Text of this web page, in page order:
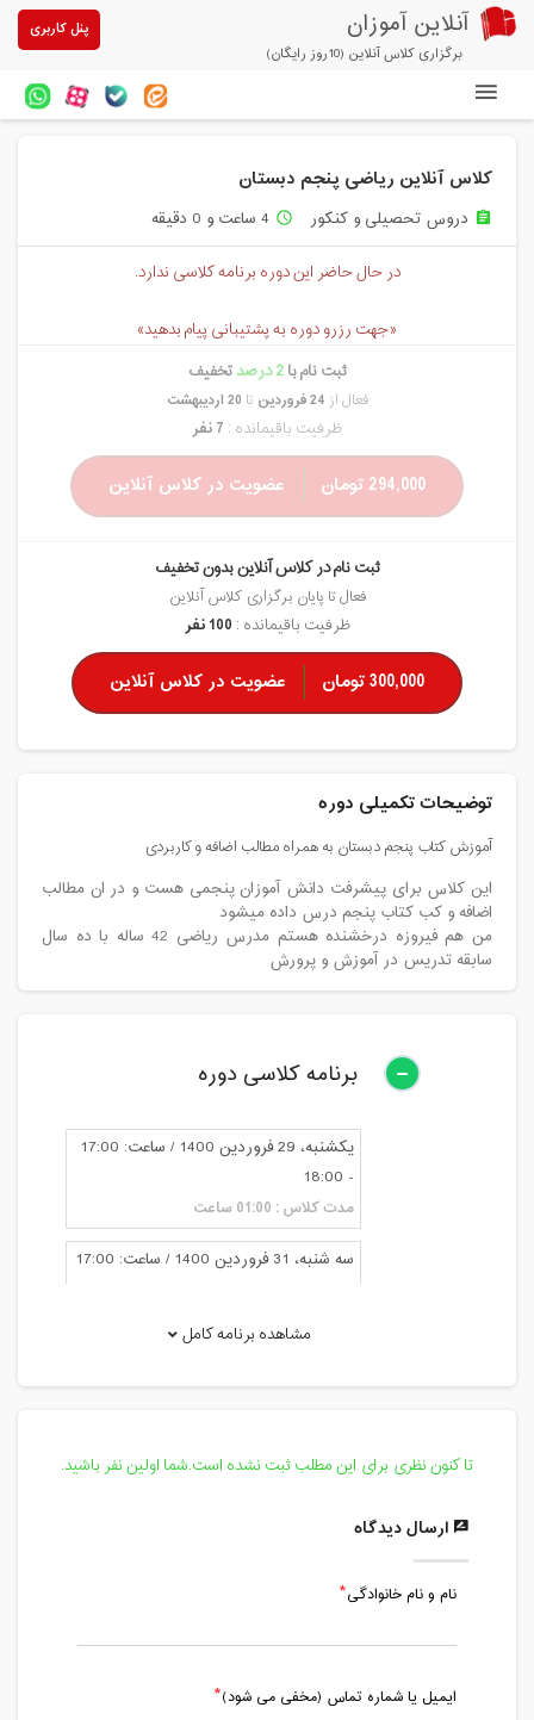
آنلاین آموزان
برگزاری کلاس آنلاین (10روز رایگان)
پنل کاربری
آزمون های آنلاین
خرید سرویس کلاس آنلاین
پیشنهادهای ویژه
تخفیفهای مشارکتی
درباره ما
کلاس آنلاین ریاضی پنجم دبستان
assignment دروس تحصیلی و کنکور access_time 4 ساعت و 0 دقیقه
در حال حاضر این دوره برنامه کلاسی ندارد.
«جهت رزرو دوره به پشتیبانی پیام بدهید»
ثبت نام با2 درصد تخفیف
فعال از24 فروردین تا 20 اردیبهشت
ظرفیت باقیمانده : 7 نفر
294,000 تومان عضویت در کلاس آنلاین
ثبت نام در کلاس آنلاین بدون تخفیف
فعال تا پایان برگزاری کلاس آنلاین
ظرفیت باقیمانده : 100 نفر
300,000 تومان عضویت در کلاس آنلاین
توضیحات تکمیلی دوره
آموزش کتاب پنجم دبستان به همراه مطالب اضافه و کاربردی
این کلاس برای پیشرفت دانش آموزان پنجمی هست و در ان مطالب
اضافه و کب کتاب پنجم درس داده میشود
من هم فیروزه درخشنده هستم مدرس ریاضی 42 ساله با ده سال
سابقه تدریس در آموزش و پرورش
برنامه کلاسی دوره
یکشنبه، 29 فروردین 1400 / ساعت: 17:00
- 18:00
مدت کلاس : 01:00 ساعت
سه شنبه، 31 فروردین 1400 / ساعت: 17:00
مدت کلاس : 01:00 ساعتمشاهده برنامه کامل
تا کنون نظری برای این مطلب ثبت نشده است.شما اولین نفر باشید.
ارسال دیدگاه
نام و نام خانوادگی
ایمیل یا شماره تماس (مخفی می شود)